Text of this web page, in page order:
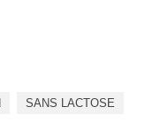
SANS LACTOSE